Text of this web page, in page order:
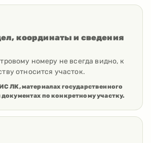
координаты и сведения
номеру не всегда видно, к
относится участок.
ЛК, материалах государственного
документах по конкретному участку.